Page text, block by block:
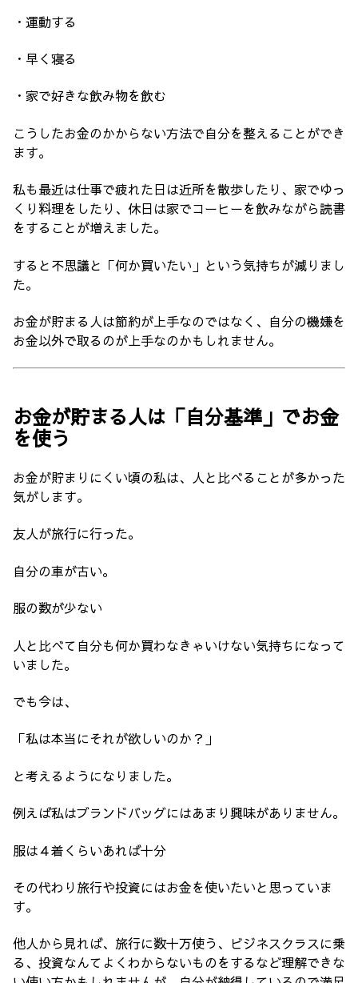
・運動する
・早く寝る
・家で好きな飲み物を飲む
こうしたお金のかからない方法で自分を整えることができ
ます。
私も最近は仕事で疲れた日は近所を散歩したり、家でゆっ
くり料理をしたり、休日は家でコーヒーを飲みながら読書
をすることが増えました。
すると不思議と「何か買いたい」という気持ちが減りまし
た。
お金が貯まる人は節約が上手なのではなく、自分の機嫌を
お金以外で取るのが上手なのかもしれません。
お金が貯まる人は「自分基準」でお金
を使う
お金が貯まりにくい頃の私は、人と比べることが多かった
気がします。
友人が旅行に行った。
自分の車が古い。
服の数が少ない
人と比べて自分も何か買わなきゃいけない気持ちになって
いました。
でも今は、
「私は本当にそれが欲しいのか？」
と考えるようになりました。
例えば私はブランドバッグにはあまり興味がありません。
服は４着くらいあれば十分
その代わり旅行や投資にはお金を使いたいと思っていま
す。
他人から見れば、旅行に数十万使う、ビジネスクラスに乗
る、投資なんてよくわからないものをするなど理解できな